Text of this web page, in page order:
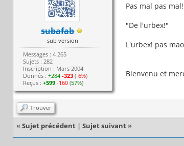
subafab
sub version
Messages : 4 265
Sujets : 282
Inscription : Mars 2004
Donnés : +284 -323(-6%)
Reçus : +599 -160(57%)
Pas mal pas
"De l'urbex!"
L'urbex! pas
Bienvenu et
Trouver
« Sujet précédent | Sujet suivant »